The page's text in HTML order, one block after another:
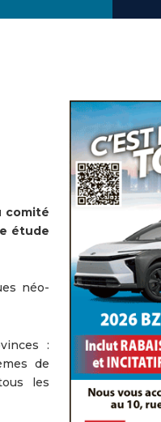
comité
étude
néo-
:
de
les